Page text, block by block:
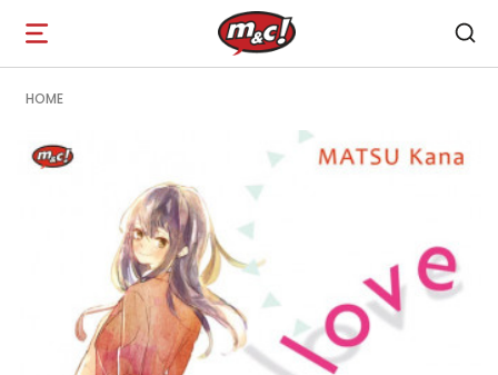
Open
navigation
HOME